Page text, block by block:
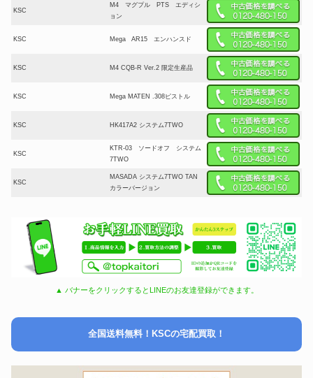
KSC
M4 マグプル PTS エディシ
ョン
KSC Mega AR15 エンハンスド
KSC M4 CQB-R Ver.2 限定生産品
KSC Mega MATEN .308ピストル
KSC HK417A2 システム7TWO
KSC
KTR-03 ソードオフ システム
7TWO
KSC
MASADA システム7TWO TAN
カラーバージョン
▲ バナーをクリックするとLINEのお友達登録ができます。
全国送料無料！KSCの宅配買取！